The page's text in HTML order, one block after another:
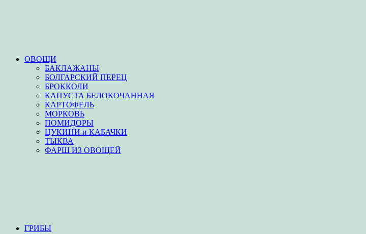
ОВОЩИ
БАКЛАЖАНЫ
БОЛГАРСКИЙ ПЕРЕЦ
БРОККОЛИ
КАПУСТА БЕЛОКОЧАННАЯ
КАРТОФЕЛЬ
МОРКОВЬ
ПОМИДОРЫ
ЦУКИНИ и КАБАЧКИ
ТЫКВА
ФАРШ ИЗ ОВОЩЕЙ
ГРИБЫ